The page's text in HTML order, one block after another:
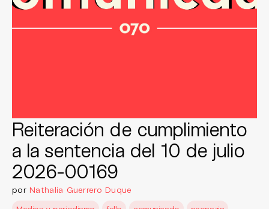
Reiteración de cumplimiento
a la sentencia del 10 de julio
2026-00169
por Nathalia Guerrero Duque